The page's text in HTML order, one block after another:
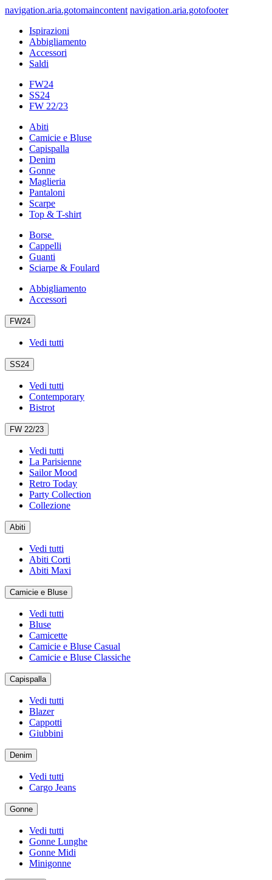
navigation.aria.gotomaincontent navigation.aria.gotofooter
Ispirazioni
Abbigliamento
Accessori
Saldi
FW24
SS24
FW 22/23
Abiti
Camicie e Bluse
Capispalla
Denim
Gonne
Maglieria
Pantaloni
Scarpe
Top & T-shirt
Borse
Cappelli
Guanti
Sciarpe & Foulard
Abbigliamento
Accessori
FW24
Vedi tutti
SS24
Vedi tutti
Contemporary
Bistrot
FW 22/23
Vedi tutti
La Parisienne
Sailor Mood
Retro Today
Party Collection
Collezione
Abiti
Vedi tutti
Abiti Corti
Abiti Maxi
Camicie e Bluse
Vedi tutti
Bluse
Camicette
Camicie e Bluse Casual
Camicie e Bluse Classiche
Capispalla
Vedi tutti
Blazer
Cappotti
Giubbini
Denim
Vedi tutti
Cargo Jeans
Gonne
Vedi tutti
Gonne Lunghe
Gonne Midi
Minigonne